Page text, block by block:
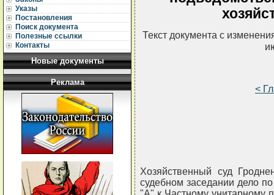
Указы
Постановления
Поиск документа
Полезные ссылки
Контакты
Новые документы
Реклама
Текст документа с
<
Хозяйственный суд
судебном заседании дело